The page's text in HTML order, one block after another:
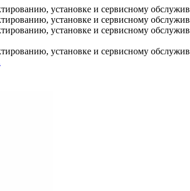
установке и сервисному
установке и сервисному
установке и сервисному
установке и сервисному